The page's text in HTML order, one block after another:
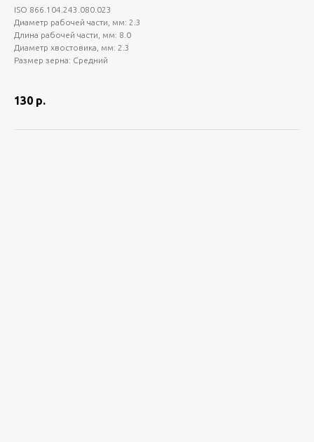
ISO 866.104.243.080.023
Диаметр рабочей части, мм: 2.3
Длина рабочей части, мм: 8.0
Диаметр хвостовика, мм: 2.3
Размер зерна: Средний
130 р.